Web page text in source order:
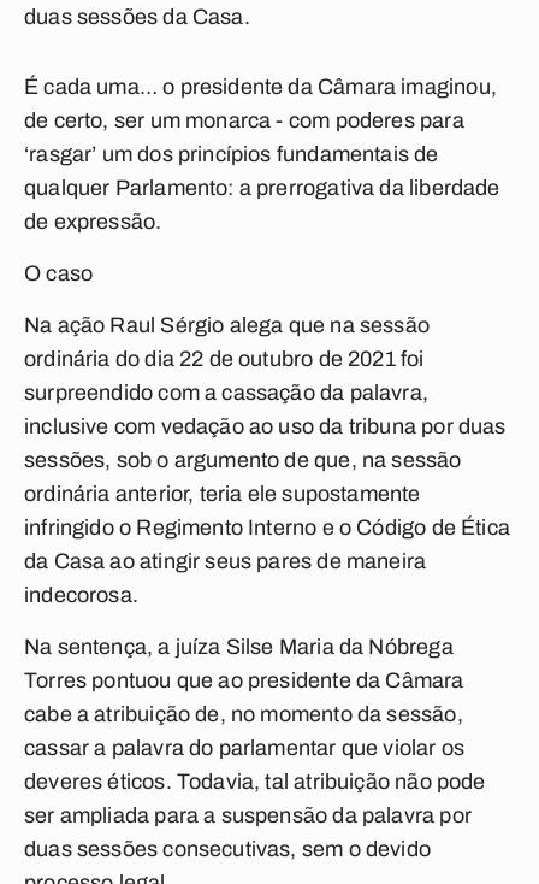
duas sessões da Casa.
É cada uma… o presidente da Câmara imaginou,
de certo, ser um monarca - com poderes para
‘rasgar’ um dos princípios fundamentais de
qualquer Parlamento: a prerrogativa da liberdade
de expressão.
O caso
Na ação Raul Sérgio alega que na sessão
ordinária do dia 22 de outubro de 2021 foi
surpreendido com a cassação da palavra,
inclusive com vedação ao uso da tribuna por duas
sessões, sob o argumento de que, na sessão
ordinária anterior, teria ele supostamente
infringido o Regimento Interno e o Código de Ética
da Casa ao atingir seus pares de maneira
indecorosa.
Na sentença, a juíza Silse Maria da Nóbrega
Torres pontuou que ao presidente da Câmara
cabe a atribuição de, no momento da sessão,
cassar a palavra do parlamentar que violar os
deveres éticos. Todavia, tal atribuição não pode
ser ampliada para a suspensão da palavra por
duas sessões consecutivas, sem o devido